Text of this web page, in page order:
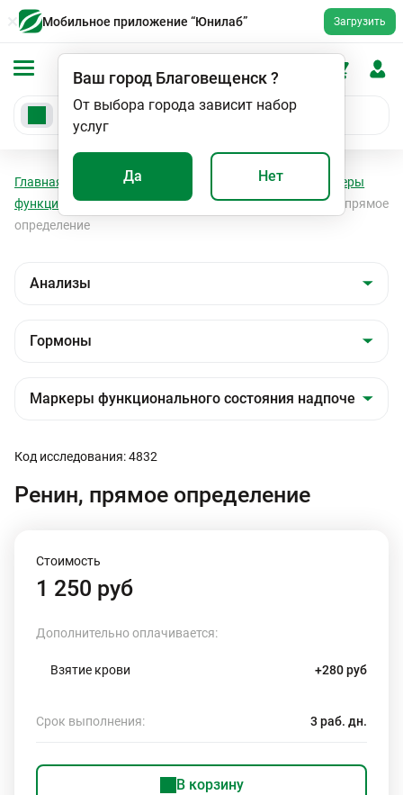
Мобильное приложение “Юнилаб” Загрузить
Ваш город Благовещенск?
От выбора города зависит набор
услуг
Да Нет
Главная Анализы Гормоны
Маркеры
функционального состояния надпочечников
Ренин, прямое
определение
Код исследования: 4832
Ренин, прямое определение
Стоимость
1 250 руб
Дополнительно оплачивается:
Взятие крови +280 руб
Срок выполнения: 3 раб. дн.
В корзину